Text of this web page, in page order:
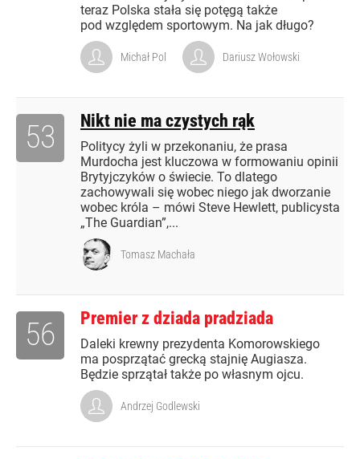
teraz Polska stała się potęgą także
pod względem sportowym. Na jak długo?
Michał Pol Dariusz Wołowski
Nikt nie ma czystych rąk
Politycy żyli w przekonaniu, że prasa
Murdocha jest kluczowa w formowaniu opinii
Brytyjczyków o świecie. To dlatego
zachowywali się wobec niego jak dworzanie
wobec króla – mówi Steve Hewlett, publicysta
„The Guardian”,...
53
Tomasz Machała
Premier z dziada pradziada
Daleki krewny prezydenta Komorowskiego
ma posprzątać grecką stajnię Augiasza.
Będzie sprzątał także po własnym ojcu.
56
Andrzej Godlewski